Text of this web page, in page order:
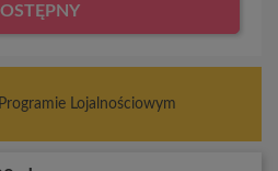
Lojalnościowym